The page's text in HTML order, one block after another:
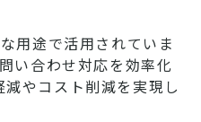
用途で活用されていま
い合わせ対応を効率化
やコスト削減を実現し